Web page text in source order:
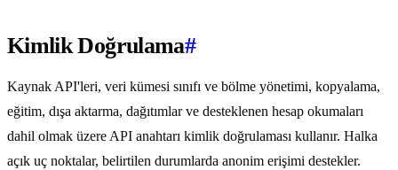
Kimlik Doğrulama#
Kaynak API'leri, veri kümesi sınıfı ve bölme yönetimi, kopyalama,
eğitim, dışa aktarma, dağıtımlar ve desteklenen hesap okumaları
dahil olmak üzere API anahtarı kimlik doğrulaması kullanır. Halka
açık uç noktalar, belirtilen durumlarda anonim erişimi destekler.